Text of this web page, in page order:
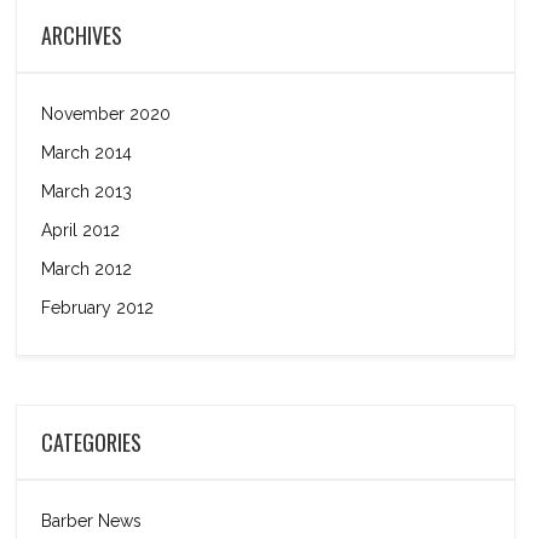
ARCHIVES
November 2020
March 2014
March 2013
April 2012
March 2012
February 2012
CATEGORIES
Barber News